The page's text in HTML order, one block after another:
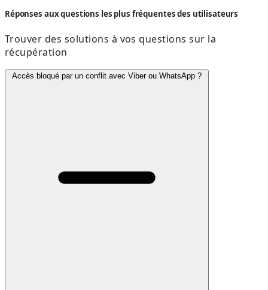
Réponses aux questions les plus fréquentes des utilisateurs
Trouver des solutions à vos questions sur la
récupération
Accès bloqué par un conflit avec Viber ou WhatsApp ?